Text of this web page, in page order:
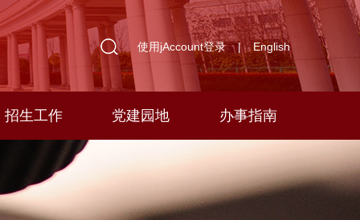
使用jAccount登录 | English
招生工作 党建园地 办事指南